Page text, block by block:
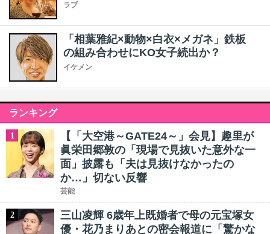
ラブ
「相葉雅紀×動物×白衣×メガネ」鉄板
の組み合わせにKO女子続出か？
イケメン
ランキング
1
【「大空港～GATE24～」会見】趣里が
眞栄田郷敦の「現場で見抜いた意外な一
面」披露も「夫は見抜けなかったの
か…」切ない反響
芸能
2
三山凌輝 6歳年上既婚者で母の元宝塚女
優・花乃まりあとの密会報道に「驚かな